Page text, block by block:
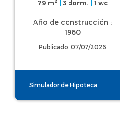
79 m2 3 dorm. 1 wc
Año de construcción :
1960
Publicado: 07/07/2026
Simulador de Hipoteca